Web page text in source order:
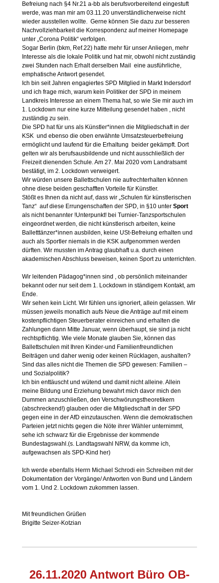
Befreiung nach §4 Nr.21 a-bb als berufsvorbereitend eingestuft
werde, was man mir am 03.11.20 unverständlicherweise nicht
wieder ausstellen wollte. Gerne können Sie dazu zur besseren
Nachvollziehbarkeit die Korrespondenz auf meiner Homepage
unter „Corona Politik“ verfolgen.
Sogar Berlin (bkm, Ref.22) hatte mehr für unser Anliegen, mehr
Interesse als die lokale Politik und hat mir, obwohl nicht zuständig
zwei Stunden nach Erhalt derselben Mail eine ausführliche,
emphatische Antwort gesendet.
Ich bin seit Jahren engagiertes SPD Mitglied in Markt Indersdorf
und ich frage mich, warum kein Politiker der SPD in meinem
Landkreis Interesse an einem Thema hat, so wie Sie mir auch im
1. Lockdown nur eine kurze Mitteilung gesendet haben , nicht
zuständig zu sein.
Die SPD hat für uns als Künstler*innen die Mitgliedschaft in der
KSK und ebenso die oben erwähnte Umsatzsteuerbefreiung
ermöglicht und laufend für die Erhaltung beider gekämpft. Dort
gelten wir als berufsausbildende und nicht ausschließlich der
Freizeit dienenden Schule. Am 27. Mai 2020 vom Landratsamt
bestätigt, im 2. Lockdown verweigert.
Wir würden unsere Ballettschulen nie aufrechterhalten können
ohne diese beiden geschafften Vorteile für Künstler.
Stößt es Ihnen da nicht auf, dass wir „Schulen für künstlerischen
Tanz“ auf diese Errungenschaften der SPD, in §10 unter Sport
als nicht benannter !Unterpunkt! bei Turnier-Tanzsportschulen
eingeordnet werden, die nicht künstlerisch arbeiten, keine
Balletttänzer*innen ausbilden, keine USt-Befreiung erhalten und
auch als Sportler niemals in die KSK aufgenommen werden
dürften. Wir mussten im Antrag glaubhaft u.a. durch einen
akademischen Abschluss beweisen, keinen Sport zu unterrichten.
Wir leitenden Pädagog*innen sind , ob persönlich miteinander
bekannt oder nur seit dem 1. Lockdown in ständigem Kontakt, am
Ende.
Wir sehen kein Licht. Wir fühlen uns ignoriert, allein gelassen. Wir
müssen jeweils monatlich aufs Neue die Anträge auf mit einem
kostenpflichtigen Steuerberater einreichen und erhalten die
Zahlungen dann Mitte Januar, wenn überhaupt, sie sind ja nicht
rechtspflichtig. Wie viele Monate glauben Sie, können das
Ballettschulen mit Ihren Kinder-und Familienfreundlichen
Beiträgen und daher wenig oder keinen Rücklagen, aushalten?
Sind das alles nicht die Themen die SPD gewesen: Familien –
und Sozialpolitik?
Ich bin enttäuscht und wütend und damit nicht alleine. Allein
meine Bildung und Erziehung bewahrt mich davor mich den
Dummen anzuschließen, den Verschwörungstheoretikern
(abschreckend!) glauben oder die Mitgliedschaft in der SPD
gegen eine in der AfD einzutauschen. Wenn die demokratischen
Parteien jetzt nichts gegen die Nöte ihrer Wähler unternimmt,
sehe ich schwarz für die Ergebnisse der kommende
Bundestagswahl.(s. Landtagswahl NRW, da komme ich,
aufgewachsen als SPD-Kind her)
Ich werde ebenfalls Herrn Michael Schrodi ein Schreiben mit der
Dokumentation der Vorgänge/ Antworten von Bund und Ländern
vom 1. Und 2. Lockdown zukommen lassen.
Mit freundlichen Grüßen
Brigitte Seizer-Kotzian
26.11.2020 Antwort Büro OB-